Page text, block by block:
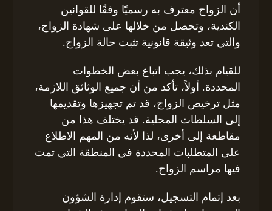
أن الزواج معترف به رسميًا وفقًا للقوانين
الكندية، وتحصل من خلالها على شهادة الزواج،
والتي تعد وثيقة قانونية تثبت حالة الزواج.
للقيام بذلك، يجب اتباع بعض الخطوات
المحددة. أولاً، تأكد من أن جميع الوثائق اللازمة،
مثل ترخيص الزواج، قد تم تجهيزها وتقديمها
إلى السلطات المحلية. قد يختلف هذا من
مقاطعة إلى أخرى، لذا لأنه من المهم الاطلاع
على المتطلبات المحددة في المنطقة التي تمت
فيها مراسم الزواج.
بعد إتمام التسجيل، ستقوم إدارة الشؤون